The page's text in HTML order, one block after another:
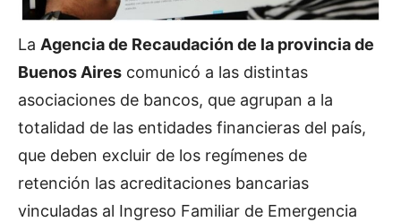
La Agencia de Recaudación de la provincia de
Buenos Aires comunicó a las distintas
asociaciones de bancos, que agrupan a la
totalidad de las entidades financieras del país,
que deben excluir de los regímenes de
retención las acreditaciones bancarias
vinculadas al Ingreso Familiar de Emergencia